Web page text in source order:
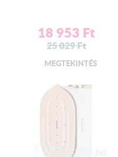
18 953 Ft
25 029Ft
MEGTEKINTÉS